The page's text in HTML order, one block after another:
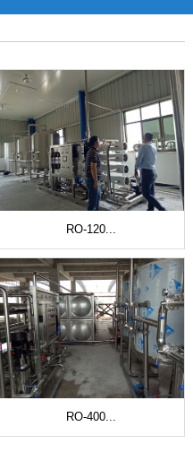
RO-120...
RO-400...